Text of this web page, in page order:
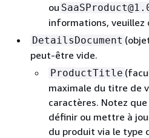
ou
informations, veuillez
DetailsDocument
peut-être vide.
ProductTitle
maximale du titre de
caractères. Notez
définir ou mettre à
du produit via le type